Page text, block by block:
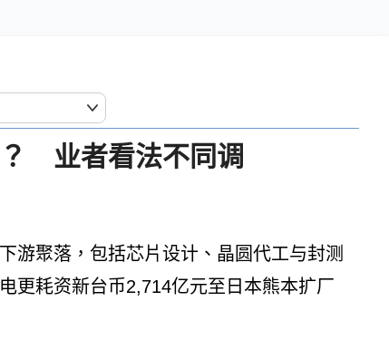
业者看法不同调
游聚落，包括芯片设计、晶圆代工与封测
更耗资新台币2,714亿元至日本熊本扩厂